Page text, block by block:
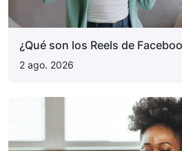
¿Qué son los Reels de
2 ago. 2026